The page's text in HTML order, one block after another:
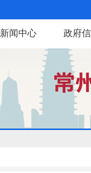
新闻中心 政府